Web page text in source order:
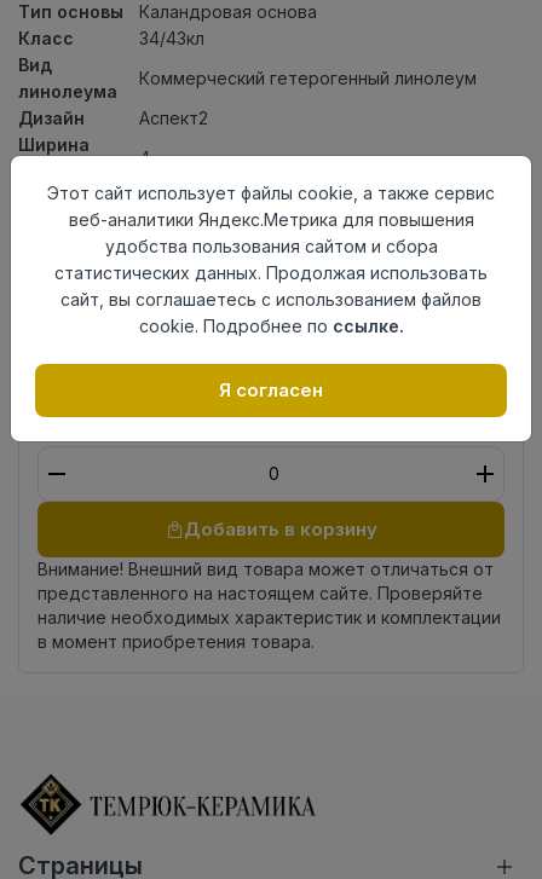
Тип основы
Каландровая основа
Класс
34/43кл
Вид
линолеума
Коммерческий гетерогенный линолеум
Дизайн
Аспект2
Ширина
4
Общая
толщина
защитного
слоя
0,70мм
АктуальностьАктуален
Россия
Добавить в корзину
Внимание! Внешний вид товара может отличаться от
представленного на настоящем сайте. Проверяйте
наличие необходимых характеристик и комплектации
в момент приобретения товара.
Страницы
Этот сайт использует файлы cookie, а также сервис
веб-аналитики Яндекс.Метрика для повышения
удобства пользования сайтом и сбора
статистических данных. Продолжая использовать
сайт, вы соглашаетесь с использованием файлов
cookie. Подробнее по ссылке.
Я согласен